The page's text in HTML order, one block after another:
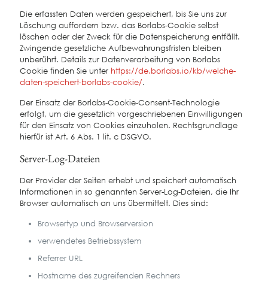
Die erfassten Daten werden gespeichert, bis Sie uns zur
Löschung auffordern bzw. das Borlabs-Cookie selbst
löschen oder der Zweck für die Datenspeicherung entfällt.
Zwingende gesetzliche Aufbewahrungsfristen bleiben
unberührt. Details zur Datenverarbeitung von Borlabs
Cookie finden Sie unter https://de.borlabs.io/kb/welche-
daten-speichert-borlabs-cookie/.
Der Einsatz der Borlabs-Cookie-Consent-Technologie
erfolgt, um die gesetzlich vorgeschriebenen Einwilligungen
für den Einsatz von Cookies einzuholen. Rechtsgrundlage
hierfür ist Art. 6 Abs. 1 lit. c DSGVO.
Server-Log-Dateien
Der Provider der Seiten erhebt und speichert automatisch
Informationen in so genannten Server-Log-Dateien, die Ihr
Browser automatisch an uns übermittelt. Dies sind:
Browsertyp und Browserversion
verwendetes Betriebssystem
Referrer URL
Hostname des zugreifenden Rechners